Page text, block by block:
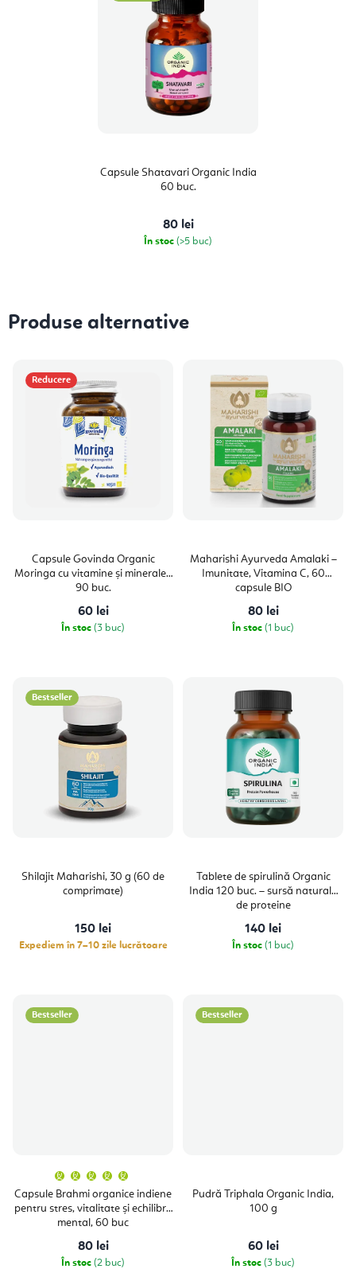
Capsule Shatavari Organic India
60 buc.
80 lei
În stoc (>5 buc)
Produse alternative
Reducere
Capsule Govinda Organic
Moringa cu vitamine și minerale -
90 buc.
60 lei
În stoc (3 buc)
Maharishi Ayurveda Amalaki –
Imunitate, Vitamina C, 60
capsule BIO
80 lei
În stoc (1 buc)
Bestseller
Shilajit Maharishi, 30 g (60 de
comprimate)
150 lei
Expediem în 7–10 zile lucrătoare
Tablete de spirulină Organic
India 120 buc. – sursă naturală
de proteine
140 lei
În stoc (1 buc)
Bestseller
Capsule Brahmi organice indiene
pentru stres, vitalitate și echilibru
mental, 60 buc
a
produsului
este
80 lei
În stoc (2 buc)
Bestseller
Pudră Triphala Organic India,
100 g
60 lei
În stoc (3 buc)